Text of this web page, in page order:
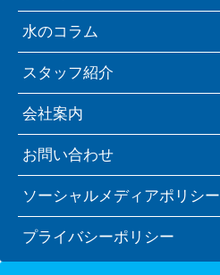
水のコラム
スタッフ紹介
会社案内
お問い合わせ
ソーシャルメディアポリシー
プライバシーポリシー